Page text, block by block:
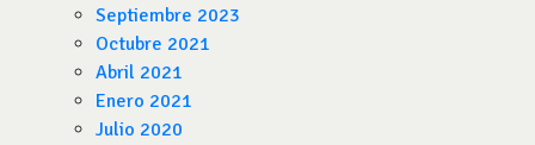
Septiembre 2023
Octubre 2021
Abril 2021
Enero 2021
Julio 2020